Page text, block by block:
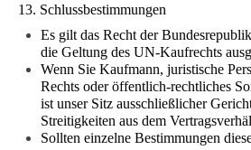
13. Schlussbestimmungen
Es gilt das Recht der
die Geltung des UN-Kaufrechts
Wenn Sie Kaufmann, juristische
Rechts oder öffentlich-rechtliches
ist unser Sitz ausschließlicher
Streitigkeiten aus dem
Sollten einzelne Bestimmungen